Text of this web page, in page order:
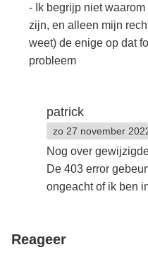
- Ik begrijp niet
zijn, en alleen mijn
weet) de enige op dat
probleem
patrick
zo 27 november
Nog over
De 403 error
ongeacht of ik ben
Reageer